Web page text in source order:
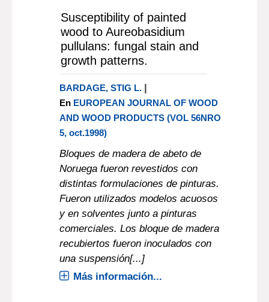
Susceptibility of painted
wood to Aureobasidium
pullulans: fungal stain and
growth patterns.
BARDAGE, STIG L. |
En EUROPEAN JOURNAL OF WOOD
AND WOOD PRODUCTS (VOL 56NRO
5, oct.1998)
Bloques de madera de abeto de
Noruega fueron revestidos con
distintas formulaciones de pinturas.
Fueron utilizados modelos acuosos
y en solventes junto a pinturas
comerciales. Los bloque de madera
recubiertos fueron inoculados con
una suspensión[...]
Más información...